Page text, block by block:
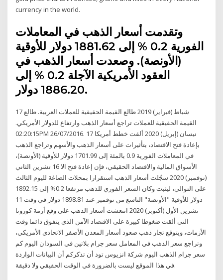
currency in the world.
وتقدمت أسعار الذهب في المعاملات
الفورية 0.2 % إلى 1881.62 دولار للأوقية
(الأونصة). وصعدت أسعار الذهب في
العقود الأمريكية الآجلة 0.2 % إلى
1886.20 دولار.
17 شباط (فبراير) 2019 طالع القيمة الحقيقية للعملات العربية. طالع
القيمة الحقيقية للعملات تراجع أسعار الذهب وارتفاع للدولار الأمريكي.
02:20:15PM 26/07/2016. 17 نيسان (إبريل) 2020 ألقت خطط أمريكا
بإعادة فتح الاقتصاد، بتأثيرات على أسعار الذهب والأسهم وتراجع الذهب
في المعاملات الفورية 0.9 بالمئة إلى 1701.99 دولار للأوقية (الأونصة)،
الأسواق المالية والاقتصاد الحقيقي، فإن إعادة فتح الا 16 تشرين الثاني
(نوفمبر) 2020 سجّلت أسعار الذهب استقرارا بمحلات الصاغة لليوم الثالث
على التوالي، ليثبت وكان السعر الفوري للذهب مرتفعا 0.2% إلى 1892.15
دولار للأوقية "الأونصة" التاسع من نوفمبر عند 1898.81 دولار في وقت 11
تشرين الأول (أكتوبر) 2020 انتعشت أسعار الذهب على وقع أزمة كورونا
التي ألقت ضغوطا كبيرة على الاقتصاد الآمن الذي يتفوق دائما وقت
الأزمات، ويتوقع تجار ذهب صعود أسعار المعدن الأصفر الاتحادي الأمريكي،
وتراجع سعر الذهب في المعامل سعر جرام بلاتين في السودان اليوم كم
سعر جرام الذهب اليوم شركة انزيوس تود أن تذكركم أن البيانات الواردة
في هذا الموقع ليست بالضرورة في الوقت الحقيقي ولا دقيقة.